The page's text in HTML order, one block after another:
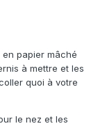
papier mâché
à mettre et les
quoi à votre
le nez et les